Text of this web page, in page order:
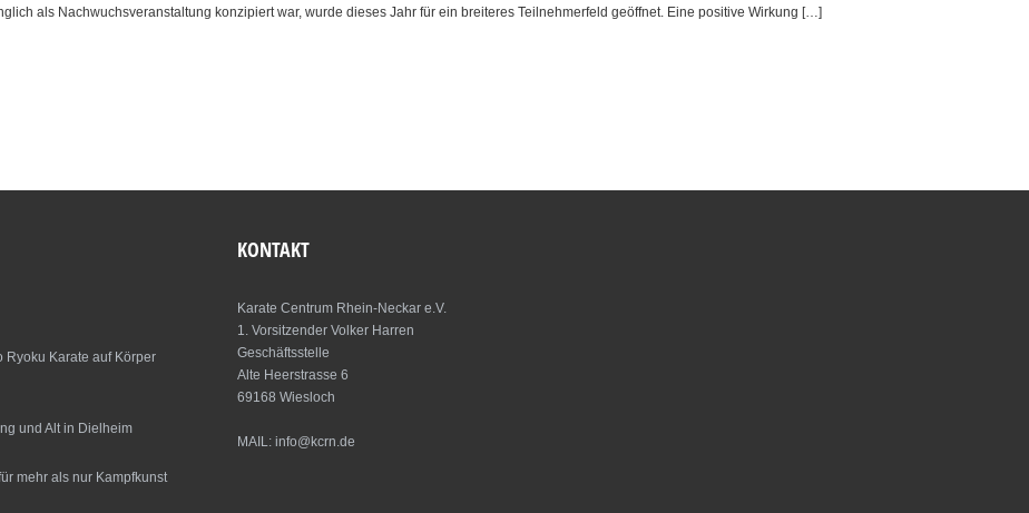
als Nachwuchsveranstaltung konzipiert war, wurde dieses Jahr für ein breiteres Teilnehmerfeld geöffnet. Eine positive Wirkung […]
Ryoku Karate auf Körper
und Alt in Dielheim
mehr als nur Kampfkunst
KONTAKT
Karate Centrum Rhein-Neckar e.V.
1. Vorsitzender Volker Harren
Geschäftsstelle
Alte Heerstrasse 6
69168 Wiesloch
MAIL: info@kcrn.de